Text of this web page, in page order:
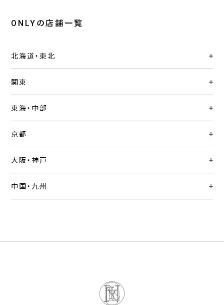
ONLYの店舗一覧
北海道・東北
関東
東海・中部
京都
大阪・神戸
中国・九州